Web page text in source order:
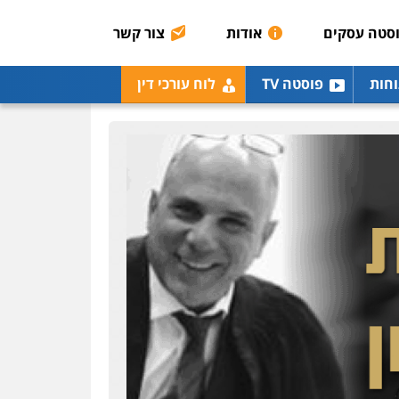
עסקים אודות צור קשר
פוסטה TV לוח עורכי דין
עו"ד שנהב אילון
פלילי פשיעה חמורה
חקירות ומעצרים נוער
עורכי דין לענייני אסירים
0549475678
כבריאן, מזר – משרד
עורכי דין
פלילי מעצרים וחקירות
0543986802
עו"ד זוהר ארבל
פשיעה חמורה
מעצרים וחקירות קטינים
0538788878